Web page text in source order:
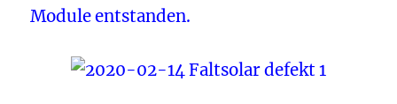
Module entstanden.